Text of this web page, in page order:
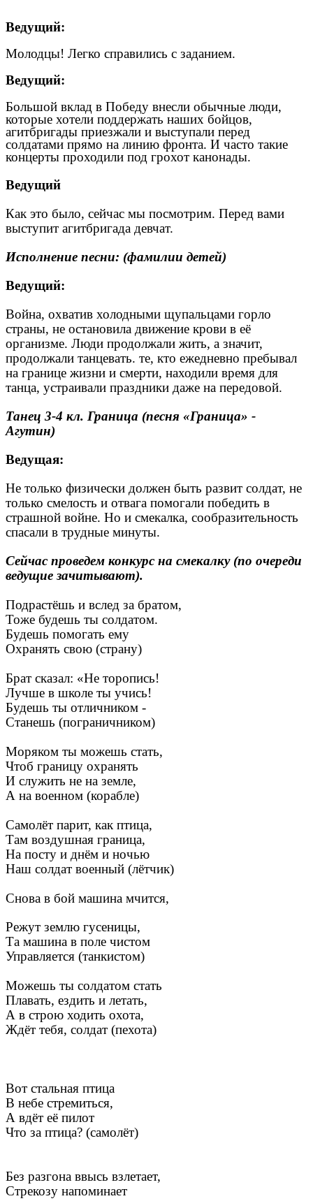
Ведущий:
Молодцы! Легко справились с заданием.
Ведущий:
Большой вклад в Победу внесли обычные люди,
которые хотели поддержать наших бойцов,
агитбригады приезжали и выступали перед
солдатами прямо на линию фронта. И часто такие
концерты проходили под грохот канонады.
Ведущий
Как это было, сейчас мы посмотрим. Перед вами
выступит агитбригада девчат.
Исполнение песни: (фамилии детей)
Ведущий:
Война, охватив холодными щупальцами горло
страны, не остановила движение крови в её
организме. Люди продолжали жить, а значит,
продолжали танцевать. те, кто ежедневно пребывал
на границе жизни и смерти, находили время для
танца, устраивали праздники даже на передовой.
Танец 3-4 кл. Граница (песня «Граница» -
Агутин)
Ведущая:
Не только физически должен быть развит солдат, не
только смелость и отвага помогали победить в
страшной войне. Но и смекалка, сообразительность
спасали в трудные минуты.
Сейчас проведем конкурс на смекалку (по очереди
ведущие зачитывают).
Подрастёшь и вслед за братом,
Тоже будешь ты солдатом.
Будешь помогать ему
Охранять свою (страну)
Брат сказал: «Не торопись!
Лучше в школе ты учись!
Будешь ты отличником -
Станешь (пограничником)
Моряком ты можешь стать,
Чтоб границу охранять
И служить не на земле,
А на военном (корабле)
Самолёт парит, как птица,
Там воздушная граница,
На посту и днём и ночью
Наш солдат военный (лётчик)
Снова в бой машина мчится,
Режут землю гусеницы,
Та машина в поле чистом
Управляется (танкистом)
Можешь ты солдатом стать
Плавать, ездить и летать,
А в строю ходить охота,
Ждёт тебя, солдат (пехота)
Вот стальная птица
В небе стремиться,
А вдёт её пилот
Что за птица? (самолёт)
Без разгона ввысь взлетает,
Стрекозу напоминает